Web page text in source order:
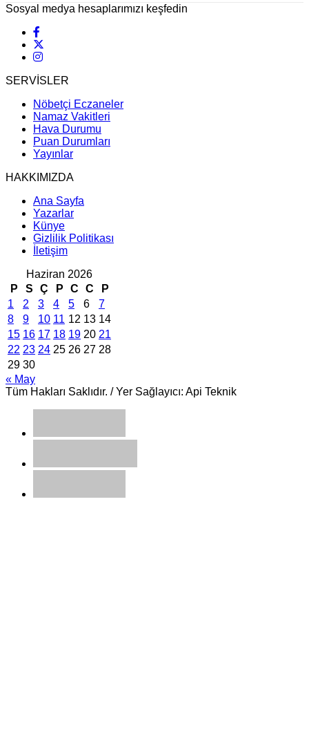
Sosyal medya hesaplarımızı keşfedin
SERVİSLER
Nöbetçi Eczaneler
Namaz Vakitleri
Hava Durumu
Puan Durumları
Yayınlar
HAKKIMIZDA
Ana Sayfa
Yazarlar
Künye
Gizlilik Politikası
İletişim
Haziran 2026
P
S Ç P C C
P
1
2 3 4 5 6
7
8
9 10 11 12 13 14
15 16 17 18 19 20 21
22 23 24 25 26 27 28
29 30
« May
Tüm Hakları Saklıdır. / Yer Sağlayıcı: Api Teknik